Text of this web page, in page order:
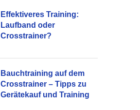
Effektiveres Training:
Laufband oder
Crosstrainer?
Bauchtraining auf dem
Crosstrainer – Tipps zu
Gerätekauf und Training